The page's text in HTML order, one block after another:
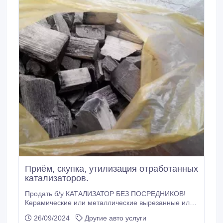
Приём, скупка, утилизация отработанных
катализаторов.
Продать б/у КАТАЛИЗАТОР БЕЗ ПОСРЕДНИКОВ!
Керамические или металлические вырезанные или
автомобильных катализаторов (нейтрализаторов), с
26/09/2024
Другие авто услуги